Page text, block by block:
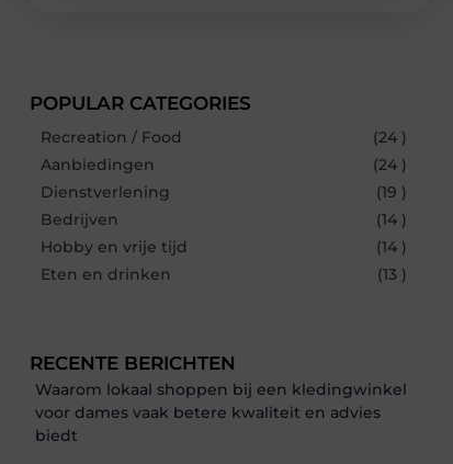
POPULAR CATEGORIES
Recreation / Food
(24 )
Aanbiedingen
(24 )
Dienstverlening
(19 )
Bedrijven
(14 )
Hobby en vrije tijd
(14 )
Eten en drinken
(13 )
RECENTE BERICHTEN
Waarom lokaal shoppen bij een kledingwinkel
voor dames vaak betere kwaliteit en advies
biedt